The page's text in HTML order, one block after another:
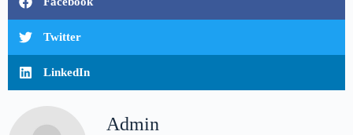
Twitter
LinkedIn
Admin